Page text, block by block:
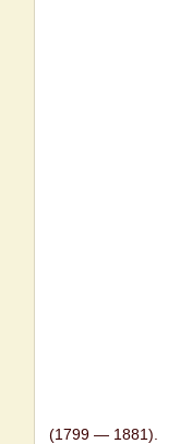
(1799 — 1881).